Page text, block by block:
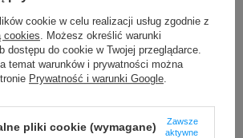
za ten
UE
Red Bird GmbH Więcej
Symbol BRPSL05-LB
Kolor Black
cookie w celu realizacji usług zgodnie z
cookies . Możesz określić warunki
dostępu do cookie w Twojej przeglądarce.
temat warunków i prywatności można
Prywatność i warunki Google
pliki cookie (wymagane)
Zawsze
aktywne